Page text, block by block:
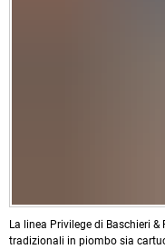
La linea Privilege di Baschieri
tradizionali in piombo sia